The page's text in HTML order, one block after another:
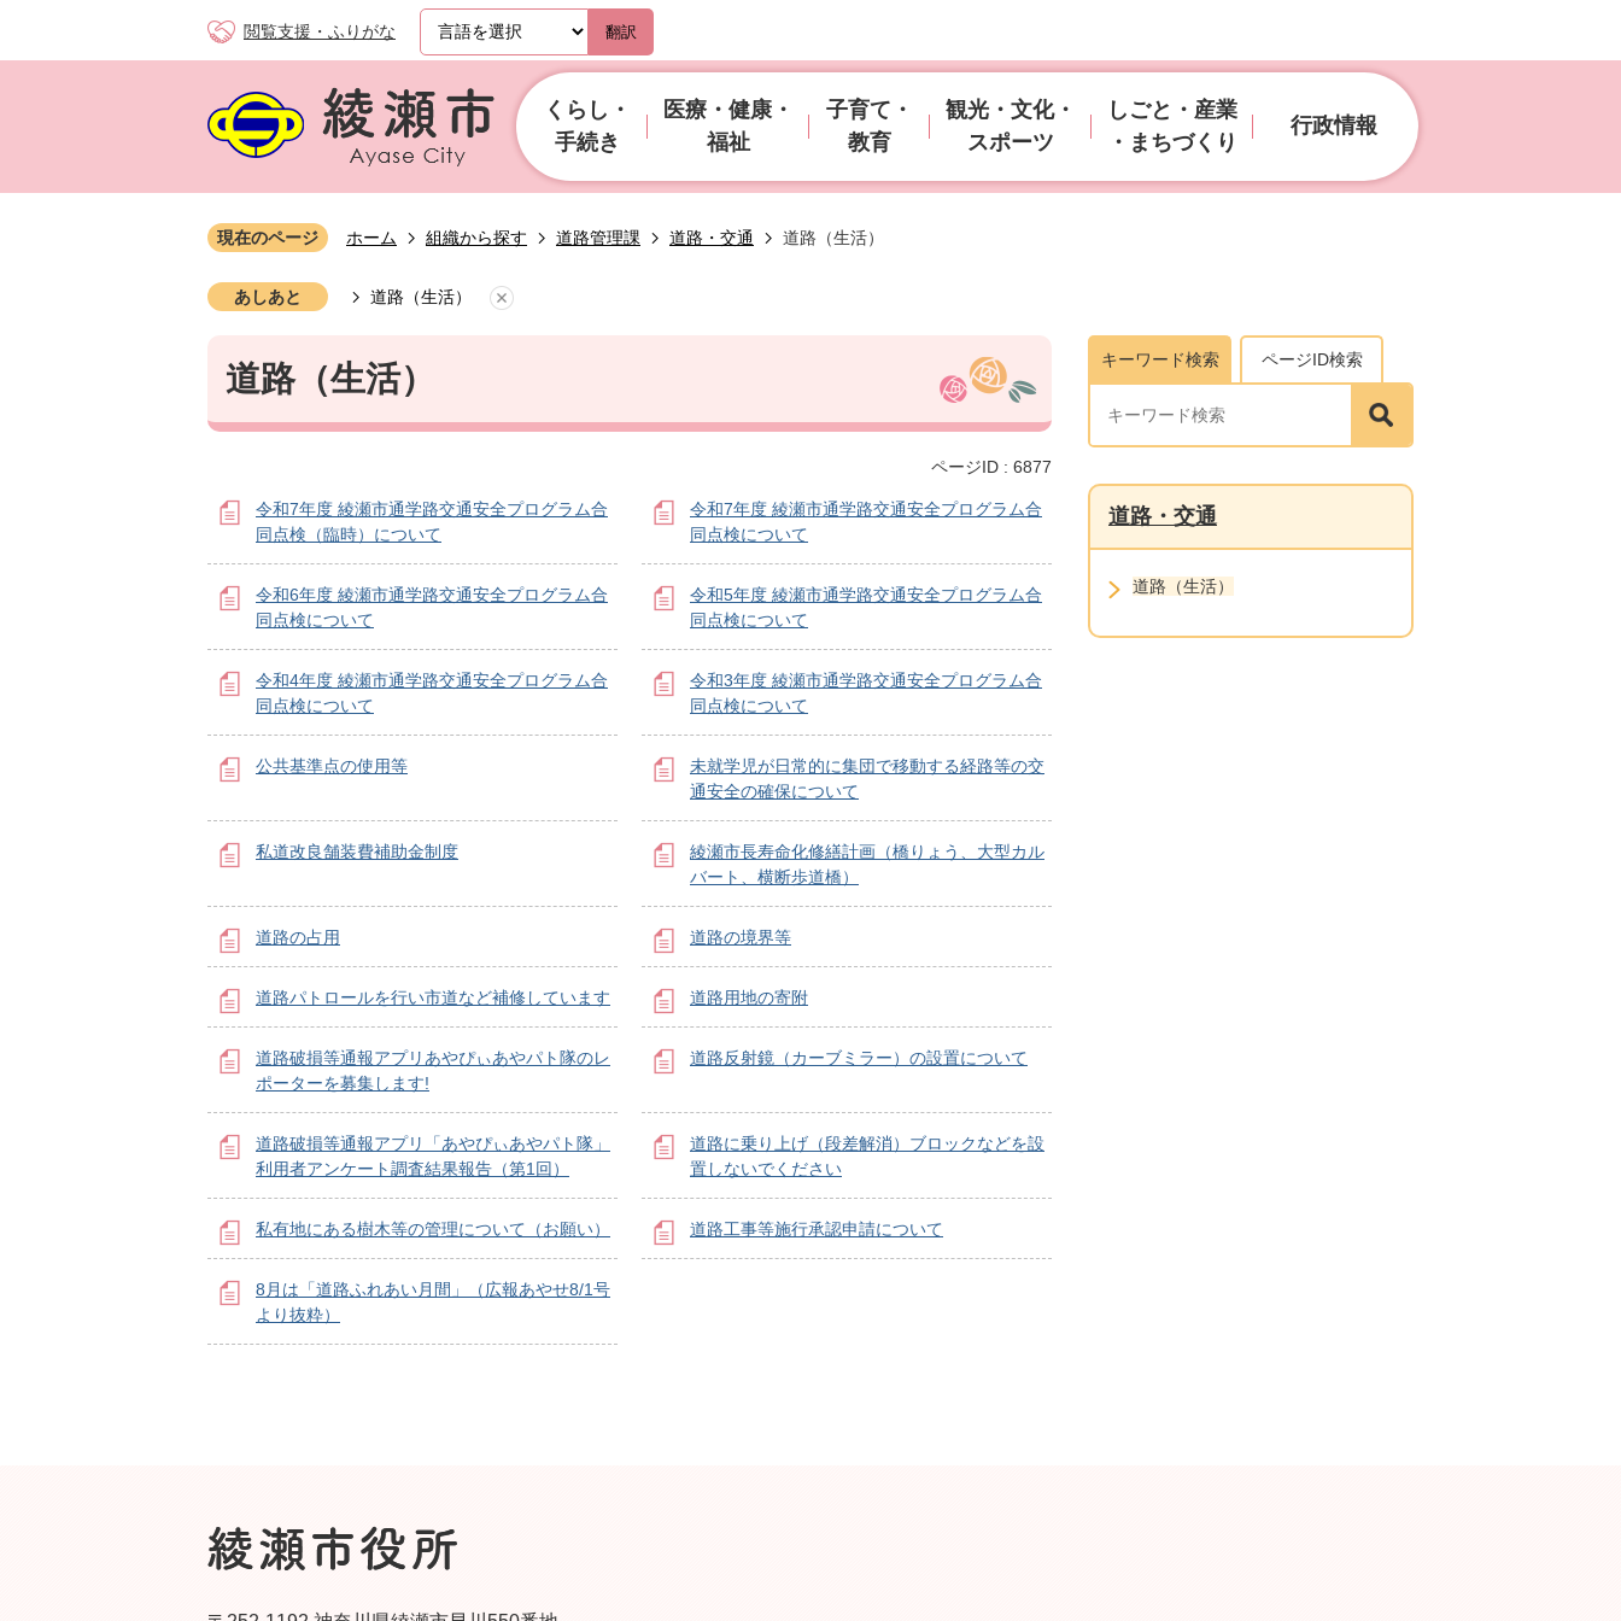
閲覧支援・ふりがな 翻訳
くらし・
手続き
医療・健康・
福祉
子育て・
教育
観光・文化・
スポーツ
しごと・産業
・まちづくり
行政情報
現在のページ ホーム 組織から探す 道路管理課 道路・交通 道路（生活）
あしあと 道路（生活）
道路（生活）
ページID : 6877
令和7年度 綾瀬市通学路交通安全プログラム合
同点検（臨時）について
令和7年度 綾瀬市通学路交通安全プログラム合
同点検について
令和6年度 綾瀬市通学路交通安全プログラム合
同点検について
令和5年度 綾瀬市通学路交通安全プログラム合
同点検について
令和4年度 綾瀬市通学路交通安全プログラム合
同点検について
令和3年度 綾瀬市通学路交通安全プログラム合
同点検について
公共基準点の使用等
未就学児が日常的に集団で移動する経路等の交
通安全の確保について
私道改良舗装費補助金制度
綾瀬市長寿命化修繕計画（橋りょう、大型カル
バート、横断歩道橋）
道路の占用 道路の境界等
道路パトロールを行い市道など補修しています 道路用地の寄附
道路破損等通報アプリあやぴぃあやパト隊のレ
ポーターを募集します!
道路反射鏡（カーブミラー）の設置について
道路破損等通報アプリ「あやぴぃあやパト隊」
利用者アンケート調査結果報告（第1回）
道路に乗り上げ（段差解消）ブロックなどを設
置しないでください
私有地にある樹木等の管理について（お願い） 道路工事等施行承認申請について
8月は「道路ふれあい月間」（広報あやせ8/1号
より抜粋）
キーワード検索 ページID検索
道路・交通
道路（生活）